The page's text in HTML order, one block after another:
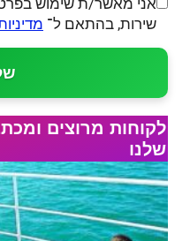
אני מאשר/ת שימוש
שירות, בהתאם ל־
לקוחות מרוצים
שלנו